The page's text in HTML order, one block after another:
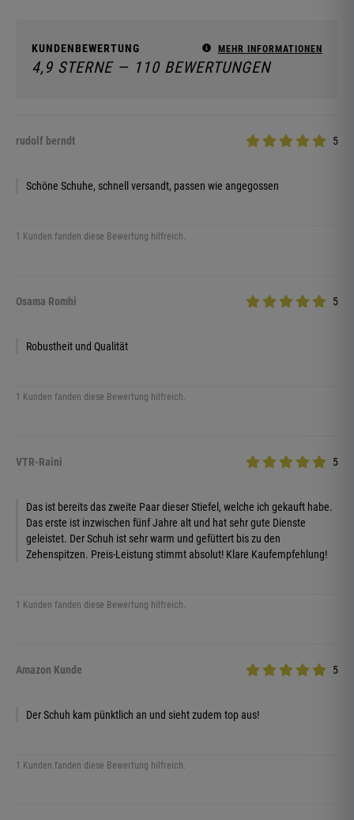
KUNDENBEWERTUNG MEHR INFORMATIONEN
4,9 STERNE — 110 BEWERTUNGEN
rudolf berndt 5
Schöne Schuhe, schnell versandt, passen wie angegossen
1 Kunden fanden diese Bewertung hilfreich.
Osama Romhi 5
Robustheit und Qualität
1 Kunden fanden diese Bewertung hilfreich.
VTR-Raini 5
Das ist bereits das zweite Paar dieser Stiefel, welche ich gekauft habe.
Das erste ist inzwischen fünf Jahre alt und hat sehr gute Dienste
geleistet. Der Schuh ist sehr warm und gefüttert bis zu den
Zehenspitzen. Preis-Leistung stimmt absolut! Klare Kaufempfehlung!
1 Kunden fanden diese Bewertung hilfreich.
Amazon Kunde 5
Der Schuh kam pünktlich an und sieht zudem top aus!
1 Kunden fanden diese Bewertung hilfreich.